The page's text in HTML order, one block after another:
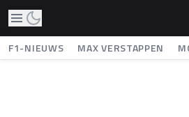
F1-NIEUWS MAX VERSTAPPEN